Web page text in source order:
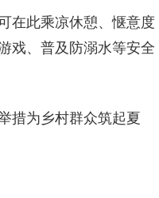
在此乘凉休憩、惬意度
戏、普及防溺水等安全
措为乡村群众筑起夏